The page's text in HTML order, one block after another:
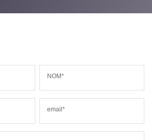
NOM*
email*